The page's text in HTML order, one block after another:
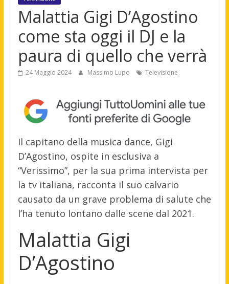
Malattia Gigi D’Agostino
come sta oggi il DJ e la
paura di quello che verrà
24 Maggio 2024 Massimo Lupo Televisione
Il capitano della musica dance, Gigi
D’Agostino, ospite in esclusiva a
“Verissimo”, per la sua prima intervista per
la tv italiana, racconta il suo calvario
causato da un grave problema di salute che
l’ha tenuto lontano dalle scene dal 2021.
Malattia Gigi
D’Agostino